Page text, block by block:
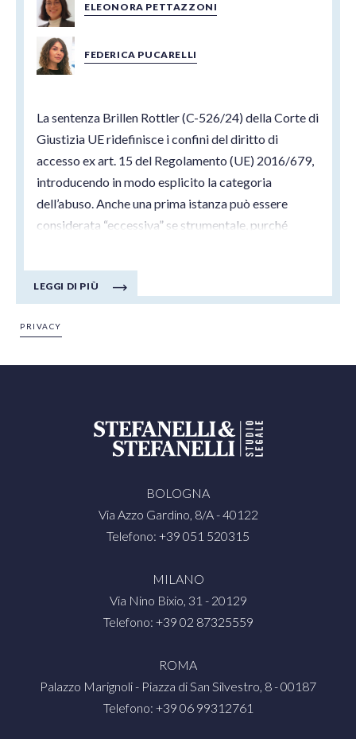
ELEONORA PETTAZZONI
FEDERICA PUCARELLI
La sentenza Brillen Rottler (C-526/24) della Corte di
Giustizia UE ridefinisce i confini del diritto di
accesso ex art. 15 del Regolamento (UE) 2016/679,
introducendo in modo esplicito la categoria
dell’abuso. Anche una prima istanza può essere
considerata “eccessiva” se strumentale, purché
rigorosamente provati dal titolare.
Corte di Giustizia dell'Unione Europea, 19/03/2026
LEGGI DI PIÙ
PRIVACY
BOLOGNA
Via Azzo Gardino, 8/A - 40122
Telefono: +39 051 520315
MILANO
Via Nino Bixio, 31 - 20129
Telefono: +39 02 87325559
ROMA
Palazzo Marignoli - Piazza di San Silvestro, 8 - 00187
Telefono: +39 06 99312761